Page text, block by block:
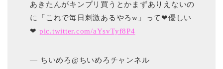
あきたんがキンプリ買うとかまずありえないの
に「これで毎日刺激あるやろw」って❤優しい
❤ pic.twitter.com/aYsvTyf8P4
— ちいめろ@ちいめろチャンネル